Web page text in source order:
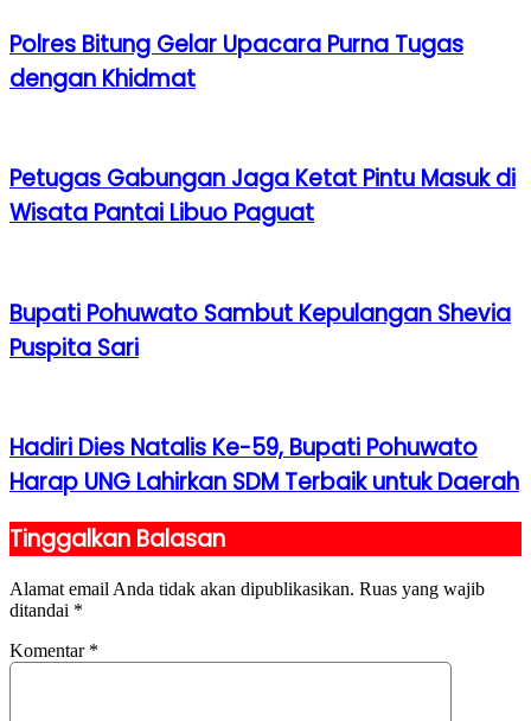
Polres Bitung Gelar Upacara Purna Tugas
dengan Khidmat
Petugas Gabungan Jaga Ketat Pintu Masuk di
Wisata Pantai Libuo Paguat
Bupati Pohuwato Sambut Kepulangan Shevia
Puspita Sari
Hadiri Dies Natalis Ke-59, Bupati Pohuwato
Harap UNG Lahirkan SDM Terbaik untuk Daerah
Tinggalkan Balasan
Alamat email Anda tidak akan dipublikasikan. Ruas yang wajib
ditandai *
Komentar *